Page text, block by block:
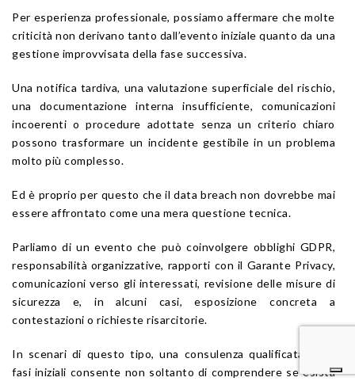
Per esperienza professionale, possiamo affermare che molte
criticità non derivano tanto dall’evento iniziale quanto da una
gestione improvvisata della fase successiva.
Una notifica tardiva, una valutazione superficiale del rischio,
una documentazione interna insufficiente, comunicazioni
incoerenti o procedure adottate senza un criterio chiaro
possono trasformare un incidente gestibile in un problema
molto più complesso.
Ed è proprio per questo che il data breach non dovrebbe mai
essere affrontato come una mera questione tecnica.
Parliamo di un evento che può coinvolgere obblighi GDPR,
responsabilità organizzative, rapporti con il Garante Privacy,
comunicazioni verso gli interessati, revisione delle misure di
sicurezza e, in alcuni casi, esposizione concreta a
contestazioni o richieste risarcitorie.
In scenari di questo tipo, una consulenza qualificata nelle
fasi iniziali consente non soltanto di comprendere se esista